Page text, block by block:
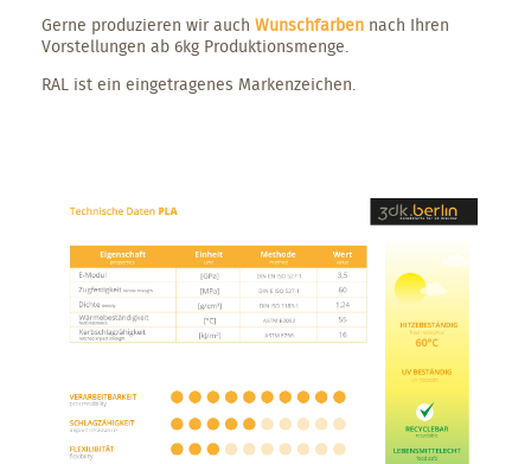
Gerne produzieren wir auch Wunschfarben nach Ihren
Vorstellungen ab 6kg Produktionsmenge.
RAL ist ein eingetragenes Markenzeichen.